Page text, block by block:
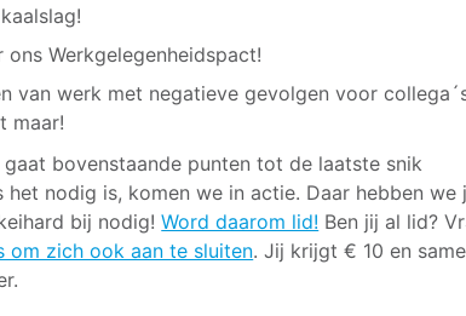
ons Werkgelegenheidspact!
van werk met negatieve gevolgen voor
maar!
gaat bovenstaande punten tot de laatste snik
het nodig is, komen we in actie. Daar hebben we
bij nodig!Word daarom lid! Ben jij al lid?
om zich ook aan te sluiten. Jij krijgt € 10 en